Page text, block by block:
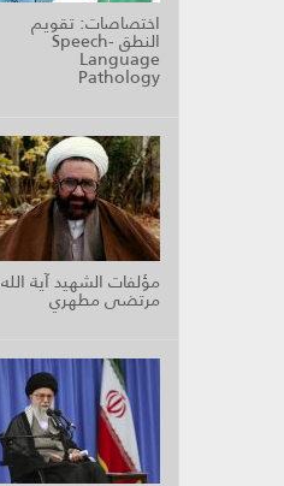
اختصاصات: تقويم
النطق Speech-
Language
Pathology
مؤلفات الشهيد آية الله
مرتضى مطهري